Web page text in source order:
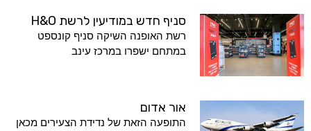
סניף חדש במודיעין לרשת H&O
רשת האופנה השיקה סניף קונספט
במתחם ישפרו במרכז עינב
אור אדום
התופעה הזאת של נדידת הצעירים מכאן